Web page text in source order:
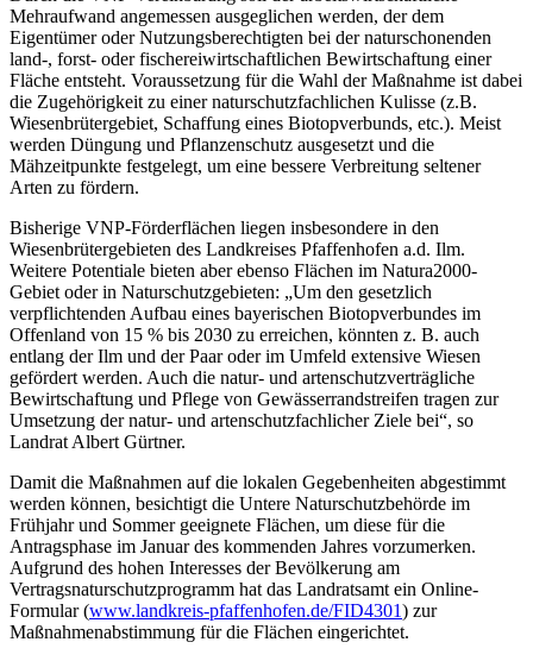
Mehraufwand angemessen ausgeglichen werden, der dem
Eigentümer oder Nutzungsberechtigten bei der naturschonenden
land-, forst- oder fischereiwirtschaftlichen Bewirtschaftung einer
Fläche entsteht. Voraussetzung für die Wahl der Maßnahme ist dabei
die Zugehörigkeit zu einer naturschutzfachlichen Kulisse (z.B.
Wiesenbrütergebiet, Schaffung eines Biotopverbunds, etc.). Meist
werden Düngung und Pflanzenschutz ausgesetzt und die
Mähzeitpunkte festgelegt, um eine bessere Verbreitung seltener
Arten zu fördern.
Bisherige VNP-Förderflächen liegen insbesondere in den
Wiesenbrütergebieten des Landkreises Pfaffenhofen a.d. Ilm.
Weitere Potentiale bieten aber ebenso Flächen im Natura2000-
Gebiet oder in Naturschutzgebieten: „Um den gesetzlich
verpflichtenden Aufbau eines bayerischen Biotopverbundes im
Offenland von 15 % bis 2030 zu erreichen, könnten z. B. auch
entlang der Ilm und der Paar oder im Umfeld extensive Wiesen
gefördert werden. Auch die natur- und artenschutzverträgliche
Bewirtschaftung und Pflege von Gewässerrandstreifen tragen zur
Umsetzung der natur- und artenschutzfachlicher Ziele bei“, so
Landrat Albert Gürtner.
Damit die Maßnahmen auf die lokalen Gegebenheiten abgestimmt
werden können, besichtigt die Untere Naturschutzbehörde im
Frühjahr und Sommer geeignete Flächen, um diese für die
Antragsphase im Januar des kommenden Jahres vorzumerken.
Aufgrund des hohen Interesses der Bevölkerung am
Vertragsnaturschutzprogramm hat das Landratsamt ein Online-
Formular (www.landkreis-pfaffenhofen.de/FID4301) zur
Maßnahmenabstimmung für die Flächen eingerichtet.